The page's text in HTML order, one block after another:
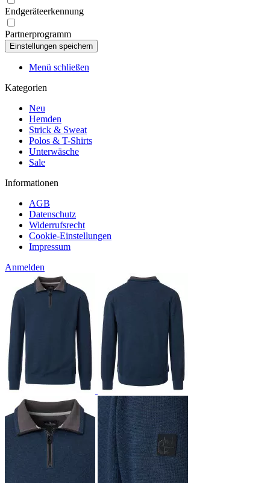
Endgeräteerkennung
Partnerprogramm
Menü schließen
Kategorien
Neu
Hemden
Strick & Sweat
Polos & T-Shirts
Unterwäsche
Sale
Informationen
AGB
Datenschutz
Widerrufsrecht
Cookie-Einstellungen
Impressum
Anmelden